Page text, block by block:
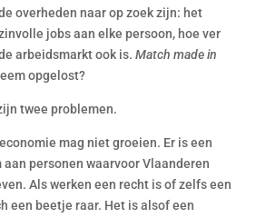
overheden naar op zoek zijn: het
jobs aan elke persoon, hoe ver
arbeidsmarkt ook is. Match made in
opgelost?
twee problemen.
mag niet groeien. Er is een
aan personen waarvoor Vlaanderen
Als werken een recht is of zelfs een
een beetje raar. Het is alsof een